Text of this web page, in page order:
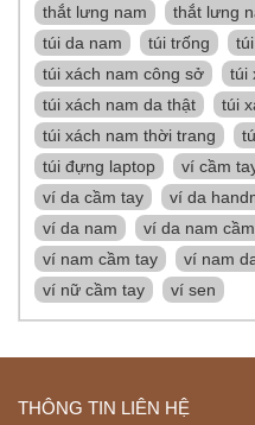
thắt lưng nam
thắt lưng
túi da nam
túi trống
túi xách nam công sở
túi
túi xách nam da thật
túi
túi xách nam thời trang
túi đựng laptop
ví cầm
ví da cầm tay
ví da
ví da nam
ví da nam
ví nam cầm tay
ví nam
ví nữ cầm tay
ví sen
THÔNG TIN LIÊN HỆ